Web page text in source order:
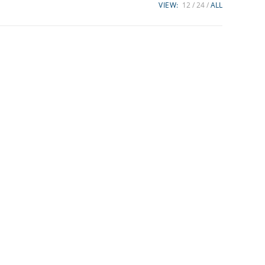
VIEW: 12 24 ALL